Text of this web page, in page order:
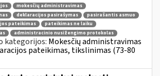
mokesčių administravimas
deklaracijos pasirašymas
pasirašantis asmuo
pateikimas
pateikimas ne laiku
administracinio nusižengimo protokolas
kategorijos: Mokesčių administravimas
pateikimas, tikslinimas (73-80